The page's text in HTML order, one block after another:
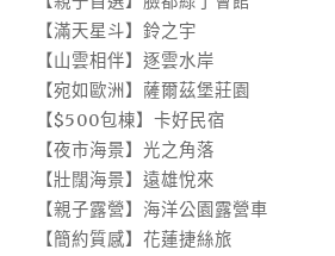
【滿天星斗】鈴之宇
【山雲相伴】逐雲水岸
【宛如歐洲】薩爾茲堡莊園
【$500包棟】卡好民宿
【夜市海景】光之角落
【壯闊海景】遠雄悅來
【親子露營】海洋公園露營車
【簡約質感】花蓮捷絲旅